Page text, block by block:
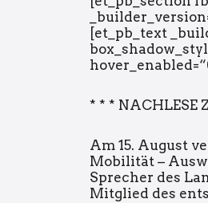
[et_pb_text
* * * NACHLESE
Am 15. August
Mobilität –
Sprecher des
Mitglied des